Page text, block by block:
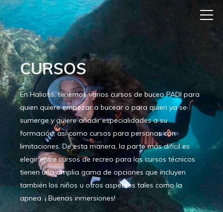
CURSOS
En Haliotis, tenemos varios cursos de buceo PADI para
quien quiere empezar a bucear o para quien ya se
sumerge y quiere añadir especialidades a su
formación, así como cursos para personas con
limitaciones. De esta manera, la parte más difícil es
elegir entre cursos de recreo para los cursos técnicos
tienen una amplia gama de opciones que incluyen
también los niños u otros aspectos tales como la
apnea. ¡ Buenas inmersiones!